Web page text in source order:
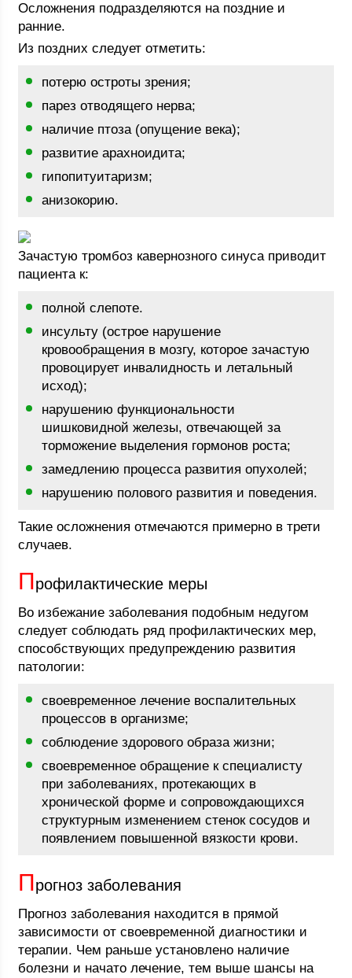
Осложнения подразделяются на поздние и
ранние.
Из поздних следует отметить:
потерю остроты зрения;
парез отводящего нерва;
наличие птоза (опущение века);
развитие арахноидита;
гипопитуитаризм;
анизокорию.
Зачастую тромбоз кавернозного синуса приводит
пациента к:
полной слепоте.
инсульту (острое нарушение
кровообращения в мозгу, которое зачастую
провоцирует инвалидность и летальный
исход);
нарушению функциональности
шишковидной железы, отвечающей за
торможение выделения гормонов роста;
замедлению процесса развития опухолей;
нарушению полового развития и поведения.
Такие осложнения отмечаются примерно в трети
случаев.
Профилактические меры
Во избежание заболевания подобным недугом
следует соблюдать ряд профилактических мер,
способствующих предупреждению развития
патологии:
своевременное лечение воспалительных
процессов в организме;
соблюдение здорового образа жизни;
своевременное обращение к специалисту
при заболеваниях, протекающих в
хронической форме и сопровождающихся
структурным изменением стенок сосудов и
появлением повышенной вязкости крови.
Прогноз заболевания
Прогноз заболевания находится в прямой
зависимости от своевременной диагностики и
терапии. Чем раньше установлено наличие
болезни и начато лечение, тем выше шансы на